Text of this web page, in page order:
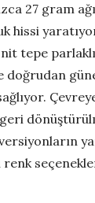
27 gram
hissi
tepe